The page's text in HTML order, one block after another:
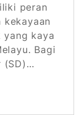
peran
kekayaan
yang kaya
Bagi
(SD)…